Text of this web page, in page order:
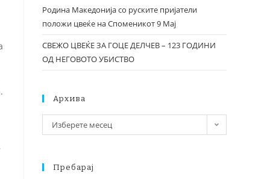
Родина Македонија со руските пријатели
положи цвеќе на Споменикот 9 Мај
СВЕЖО ЦВЕЌЕ ЗА ГОЦЕ ДЕЛЧЕВ – 123 ГОДИНИ
ОД НЕГОВОТО УБИСТВО
Архива
Изберете месец
Пребарај